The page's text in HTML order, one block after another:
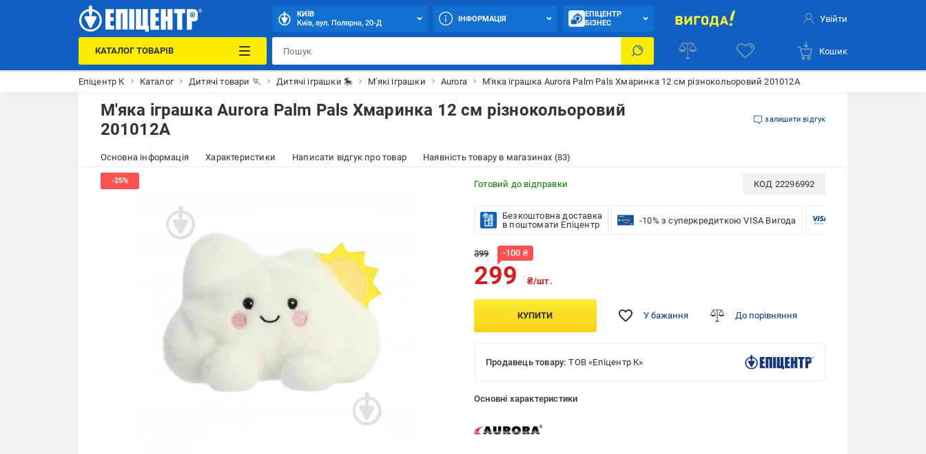
КИЇВ
Київ, вул. Полярна, 20-Д
ІНФОРМАЦІЯ
ЕПІЦЕНТР
БІЗНЕС
Увійти
КАТАЛОГ ТОВАРІВ Кошик
Епіцентр К Каталог Дитячі товари 🏃 Дитячі іграшки 🎠 М'які іграшки Aurora М'яка іграшка Aurora Palm Pals Хмаринка 12 см різнокольоровий 201012A
М'яка іграшка Aurora Palm Pals Хмаринка 12 см різнокольоровий
201012A
залишити відгук
Основна інформація Характеристики Написати відгук про товар Наявність товару в магазинах (83)
Готовий до відправки КОД 22296992
Безкоштовна доставка
в поштомати Епіцентр
-10% з суперкредиткою VISA Вигода
399 -100 ₴
299 ₴/шт.
КУПИТИ У бажання До порівняння
Продавець товару: ТОВ «Епіцентр К»
Основні характеристики